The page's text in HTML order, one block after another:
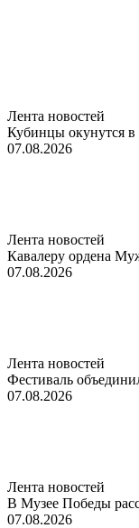
Лента новостей
Кубинцы окунутся в
07.08.2026
Лента новостей
Кавалеру ордена
07.08.2026
Лента новостей
Фестиваль
07.08.2026
Лента новостей
В Музее Победы
07.08.2026